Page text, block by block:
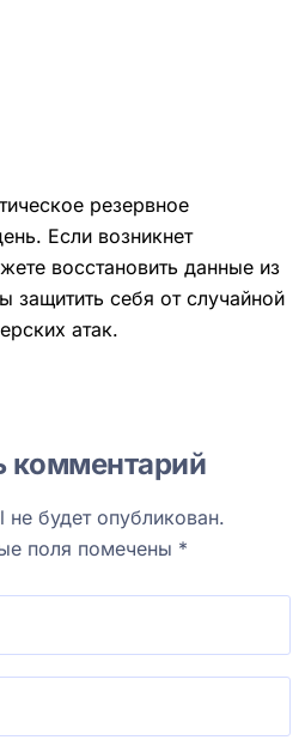
резервное
Если возникнет
восстановить данные из
защитить себя от случайной
атак.
комментарий
будет опубликован.
поля помечены *